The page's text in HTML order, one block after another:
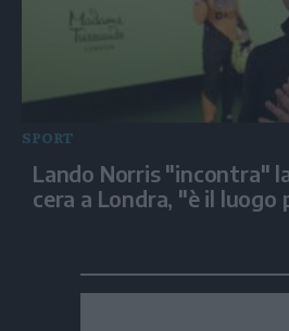
SPORT
Lando Norris "incontra"
cera a Londra, "è il